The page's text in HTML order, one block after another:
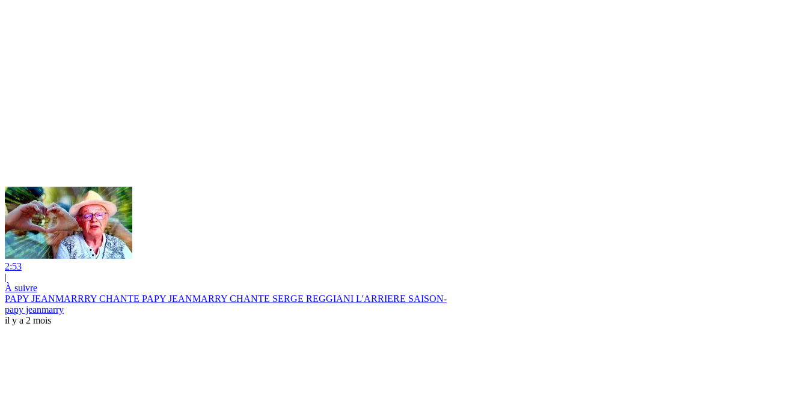
2:53
|
À suivre
PAPY JEANMARRRY CHANTE PAPY JEANMARRY CHANTE SERGE REGGIANI L'ARRIERE SAISON-
papy jeanmarry
il y a 2 mois